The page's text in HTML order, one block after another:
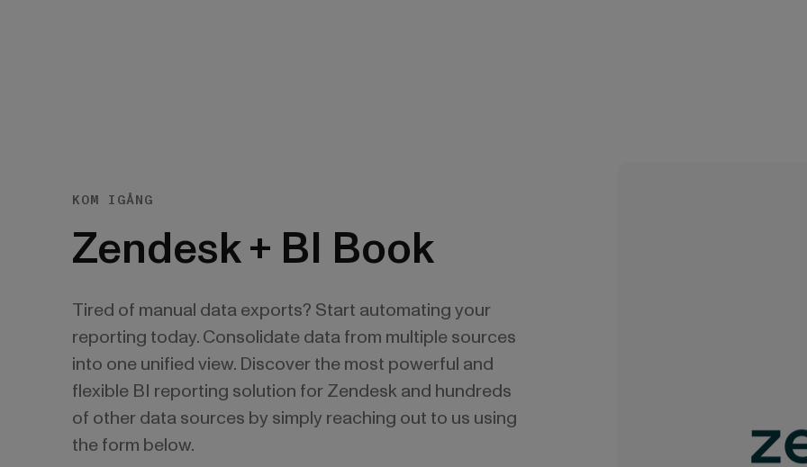
KOM IGÅNG
Zendesk + BI Book
Tired of manual data exports? Start automating your
reporting today. Consolidate data from multiple sources
into one unified view. Discover the most powerful and
flexible BI reporting solution for Zendesk and hundreds
of other data sources by simply reaching out to us using
the form below.